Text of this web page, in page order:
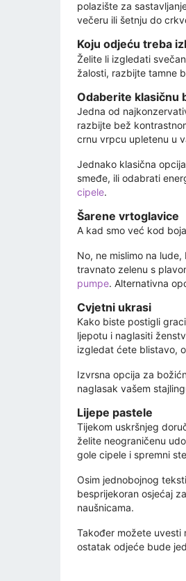
polazište za
večeru ili šetnju do
Koju odjeću treba
Želite li izgledati
žalosti, razbijte tamne
Odaberite klasičnu
Jedna od
razbijte bež
crnu vrpcu upletenu u
Jednako klasična
smeđe, ili odabrati
cipele.
Šarene vrtoglavice
A kad smo već kod
No, ne mislimo na
travnato zelenu s
pumpe. Alternativna
Cvjetni ukrasi
Kako biste postigli
ljepotu i naglasiti
izgledat ćete blistavo,
Izvrsna opcija za
naglasak vašem
Lijepe pastele
Tijekom uskršnjeg
želite neograničenu
gole cipele i spremni
Osim jednobojnog
besprijekoran osjećaj
naušnicama.
Također možete uvesti
ostatak odjeće bude